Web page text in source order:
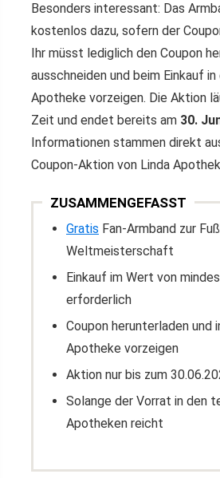
Besonders interessant: Das
kostenlos dazu, sofern der
Ihr müsst lediglich den Coupon
ausschneiden und beim Einkauf in
Apotheke vorzeigen. Die Aktion
Zeit und endet bereits am 30.
Informationen stammen direkt
Coupon-Aktion von Linda
ZUSAMMENGEFASST
Gratis Fan-Armband zur
Weltmeisterschaft
Einkauf im Wert von
erforderlich
Coupon herunterladen und
Apotheke vorzeigen
Aktion nur bis zum
Solange der Vorrat in den
Apotheken reicht